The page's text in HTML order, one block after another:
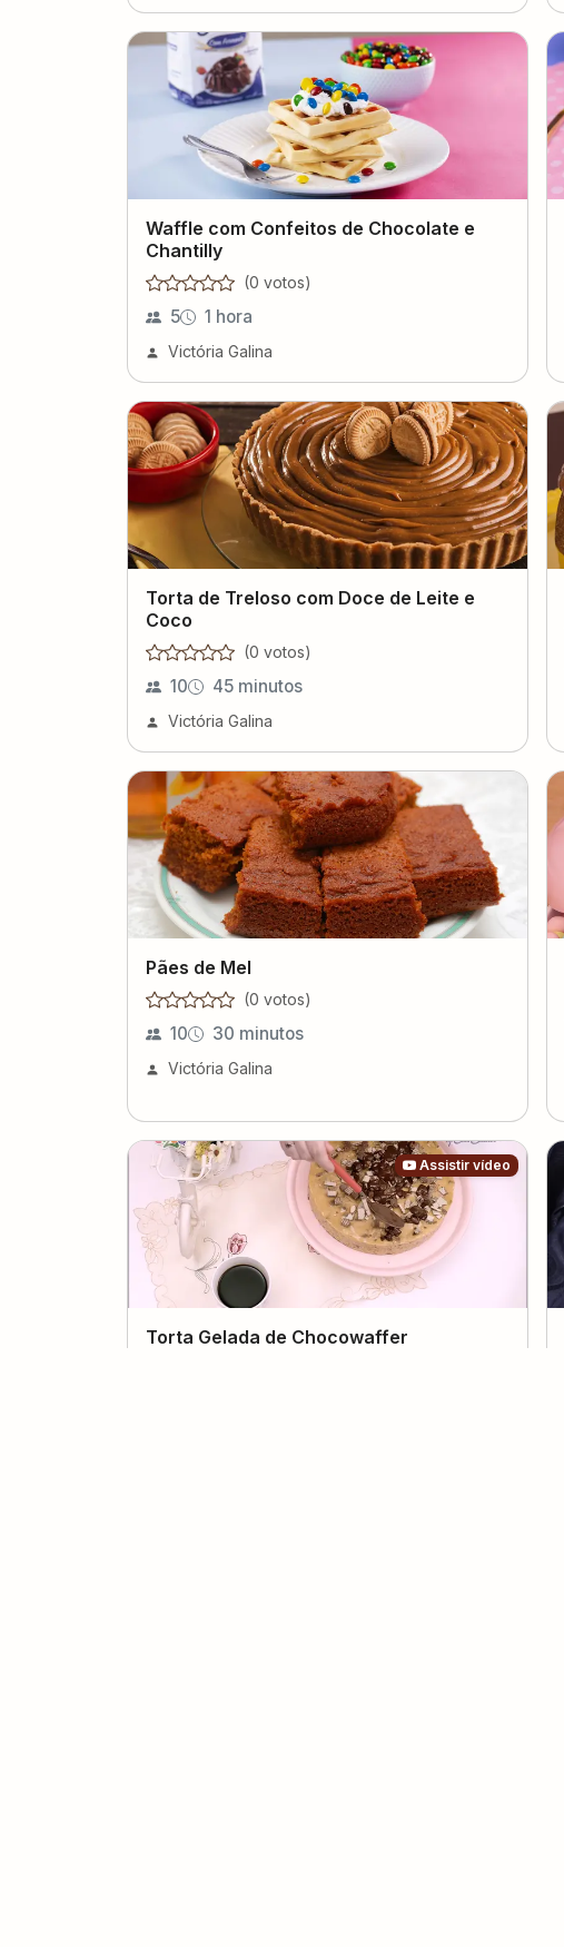
Waffle com Confeitos de Chocolate e
Chantilly
(0 votos)
5 1 hora
Victória Galina
Torta de Treloso com Doce de Leite e
Coco
(0 votos)
10 45 minutos
Victória Galina
Pães de Mel
(0 votos)
10 30 minutos
Victória Galina
Assistir vídeo
Torta Gelada de Chocowaffer